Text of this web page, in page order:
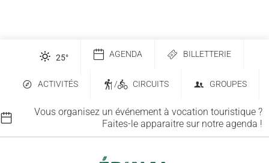
25° AGENDA BILLETTERIE
ACTIVITÉS / CIRCUITS GROUPES
Vous organisez un événement à vocation touristique ?
Faites-le apparaitre sur notre agenda !